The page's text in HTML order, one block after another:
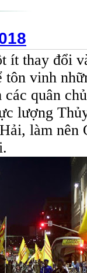
ít thay đổi
tôn vinh
quân
lượng
làm nên